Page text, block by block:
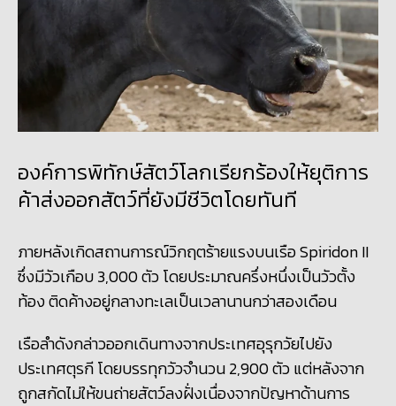
องค์การพิทักษ์สัตว์โลกเรียกร้องให้ยุติการ
ค้าส่งออกสัตว์ที่ยังมีชีวิตโดยทันที
ภายหลังเกิดสถานการณ์วิกฤตร้ายแรงบนเรือ Spiridon II
ซึ่งมีวัวเกือบ3,000ตัว โดยประมาณครึ่งหนึ่งเป็นวัวตั้ง
ท้อง ติดค้างอยู่กลางทะเลเป็นเวลานานกว่าสองเดือน
เรือลำดังกล่าวออกเดินทางจากประเทศอุรุกวัยไปยัง
ประเทศตุรกี โดยบรรทุกวัวจำนวน 2,900ตัว แต่หลังจาก
ถูกสกัดไม่ให้ขนถ่ายสัตว์ลงฝั่งเนื่องจากปัญหาด้านการ